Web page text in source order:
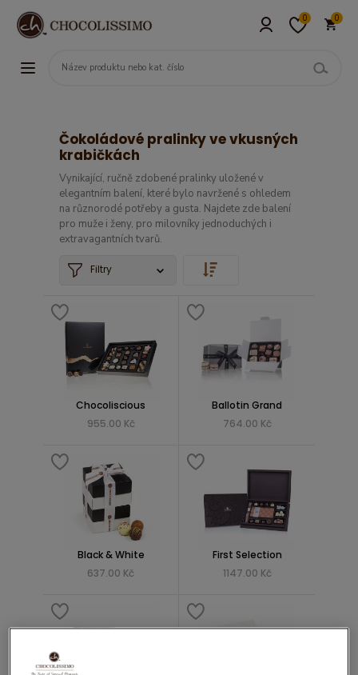
0 0
Čokoládové pralinky ve vkusných
krabičkách
Vynikající, ručně zdobené pralinky uložené v
elegantním balení, které bylo navržené s ohledem
na různorodé potřeby a gusta. Najdete zde balení
pro muže i ženy, pro milovníky jednoduchých i
extravagantních tvarů.
Filtry
Chocoliscious
955.00 Kč
Ballotin Grand
764.00 Kč
Black & White
637.00 Kč
First Selection
1147.00 Kč